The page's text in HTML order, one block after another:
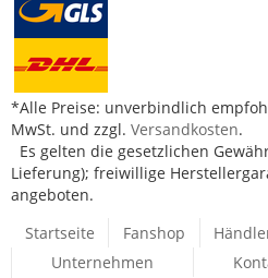
*Alle Preise: unverbindlich
MwSt. und zzgl. Versandkosten.
Es gelten die gesetzlichen
Lieferung); freiwillige
angeboten.
Startseite
Fanshop
Unternehmen